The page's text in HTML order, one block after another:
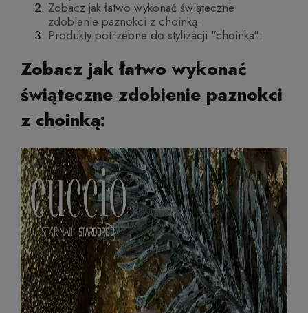
Zobacz jak łatwo wykonać świąteczne
zdobienie paznokci z choinką:
Produkty potrzebne do stylizacji "choinka":
Zobacz jak łatwo wykonać
świąteczne zdobienie paznokci
z choinką: